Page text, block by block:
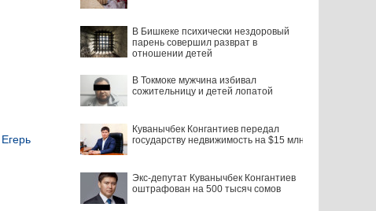
Егерь
В Бишкеке психически нездоровый
парень совершил разврат в
отношении детей
В Токмоке мужчина избивал
сожительницу и детей лопатой
Куванычбек Конгантиев передал
государству недвижимость на $15 млн
Экс-депутат Куванычбек Конгантиев
оштрафован на 500 тысяч сомов